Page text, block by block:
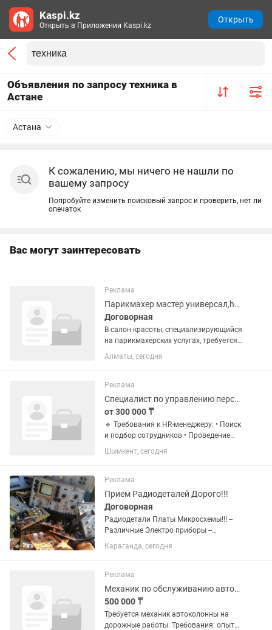
Объявления по запросу техника в
Астане
Астана
К сожалению, мы ничего не нашли по
вашему запросу
Попробуйте изменить поисковый запрос и проверить, нет ли
опечаток
Вас могут заинтересовать
Реклама
Парикмахер мастер универсал,hair stylist
Договорная
В салон красоты, специализирующийся
на парикмахерских услугах, требуется
мастер hairstylist Опыт работы от 1
года • Владение техниками стрижек,
бояться если что то не...
Алматы, сегодня
Реклама
Специалист по управлению персоналом
от 300 000 ₸
🔹 Требования к HR-менеджеру: • Поиск
и подбор сотрудников • Проведение
собеседований • Умение выстраивать
коммуникацию в коллективе •
Ведение HR-процессов и...
Шымкент, сегодня
Реклама
Прием Радиодеталей Дорого!!!
Договорная
Радиодетали Платы Микросхемы!!! --
Различные Электро приборы --
Компьютеры --Старые телефоны --
Вычислительную технику --Бытовая
Караганда, сегодня
Реклама
Механик по обслуживанию автопарка
500 000 ₸
Требуется механик автоколонны на
дорожные работы. Требования: опыт
Kaspi.kz
Открыть в Приложении Kaspi.kz
Открыть